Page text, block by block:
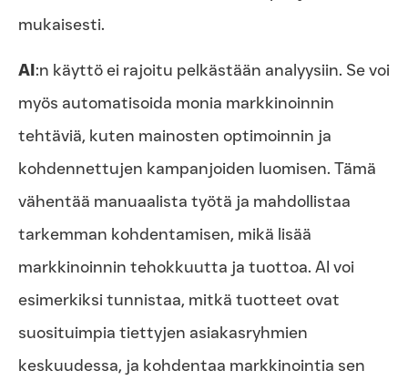
mukaisesti.
AI:n käyttö ei rajoitu pelkästään analyysiin. Se voi
myös automatisoida monia markkinoinnin
tehtäviä, kuten mainosten optimoinnin ja
kohdennettujen kampanjoiden luomisen. Tämä
vähentää manuaalista työtä ja mahdollistaa
tarkemman kohdentamisen, mikä lisää
markkinoinnin tehokkuutta ja tuottoa. AI voi
esimerkiksi tunnistaa, mitkä tuotteet ovat
suosituimpia tiettyjen asiakasryhmien
keskuudessa, ja kohdentaa markkinointia sen